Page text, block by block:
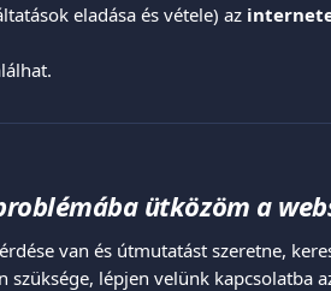
eladása és vétele) az
ütközöm a
van és útmutatást szeretne,
szüksége, lépjen velünk kapcsolatba